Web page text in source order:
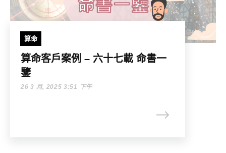
算命
算命客戶案例 – 六十七載 命書一
鑒
26 3 月, 2025 3:51 下午